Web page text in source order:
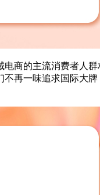
电商的主流消费者人群
不再一味追求国际大牌